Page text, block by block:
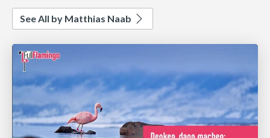
See All by Matthias Naab